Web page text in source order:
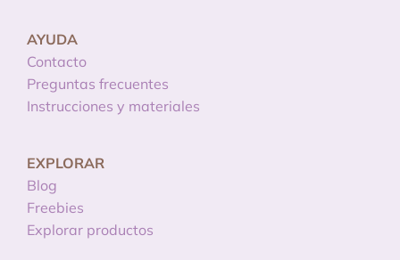
AYUDA
Contacto
Preguntas frecuentes
Instrucciones y materiales
EXPLORAR
Blog
Freebies
Explorar productos